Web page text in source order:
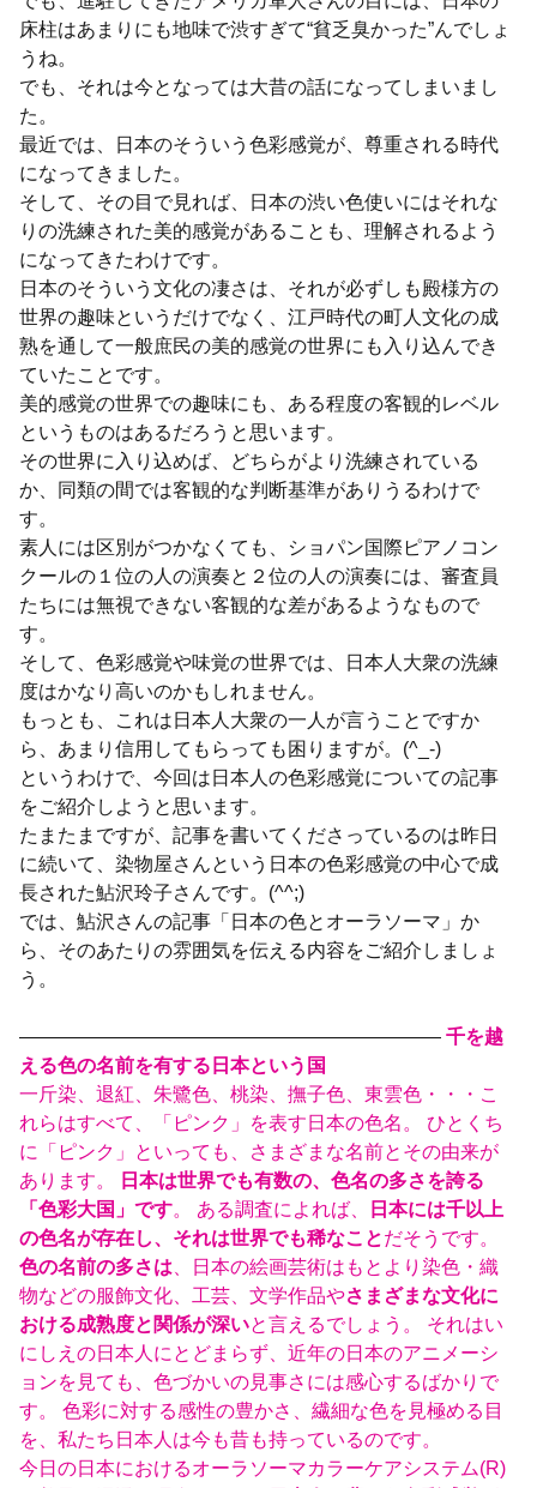
床柱はあまりにも地味で渋すぎて“貧乏臭かった”んでしょ
うね。
でも、それは今となっては大昔の話になってしまいまし
た。
最近では、日本のそういう色彩感覚が、尊重される時代
になってきました。
そして、その目で見れば、日本の渋い色使いにはそれな
りの洗練された美的感覚があることも、理解されるよう
になってきたわけです。
日本のそういう文化の凄さは、それが必ずしも殿様方の
世界の趣味というだけでなく、江戸時代の町人文化の成
熟を通して一般庶民の美的感覚の世界にも入り込んでき
ていたことです。
美的感覚の世界での趣味にも、ある程度の客観的レベル
というものはあるだろうと思います。
その世界に入り込めば、どちらがより洗練されている
か、同類の間では客観的な判断基準がありうるわけで
す。
素人には区別がつかなくても、ショパン国際ピアノコン
クールの１位の人の演奏と２位の人の演奏には、審査員
たちには無視できない客観的な差があるようなもので
す。
そして、色彩感覚や味覚の世界では、日本人大衆の洗練
度はかなり高いのかもしれません。
もっとも、これは日本人大衆の一人が言うことですか
ら、あまり信用してもらっても困りますが。(^_-)
というわけで、今回は日本人の色彩感覚についての記事
をご紹介しようと思います。
たまたまですが、記事を書いてくださっているのは昨日
に続いて、染物屋さんという日本の色彩感覚の中心で成
長された鮎沢玲子さんです。(^^;)
では、鮎沢さんの記事「日本の色とオーラソーマ」か
ら、そのあたりの雰囲気を伝える内容をご紹介しましょ
う。
—————————————————————— 千を越
える色の名前を有する日本という国
一斤染、退紅、朱鷺色、桃染、撫子色、東雲色・・・こ
れらはすべて、「ピンク」を表す日本の色名。 ひとくち
に「ピンク」といっても、さまざまな名前とその由来が
あります。
日本は世界でも有数の、色名の多さを誇る
「色彩大国」です。 ある調査によれば、
日本には千以上
の色名が存在し、それは世界でも稀なことだそうです。
色の名前の多さは 、日本の絵画芸術はもとより染色・織
物などの服飾文化、工芸、文学作品やさまざまな文化に
おける成熟度と関係が深いと言えるでしょう。 それはい
にしえの日本人にとどまらず、近年の日本のアニメーシ
ョンを見ても、色づかいの見事さには感心するばかりで
す。 色彩に対する感性の豊かさ、繊細な色を見極める目
を、私たち日本人は今も昔も持っているのです。
今日の日本におけるオーラソーマカラーケアシステム(R)